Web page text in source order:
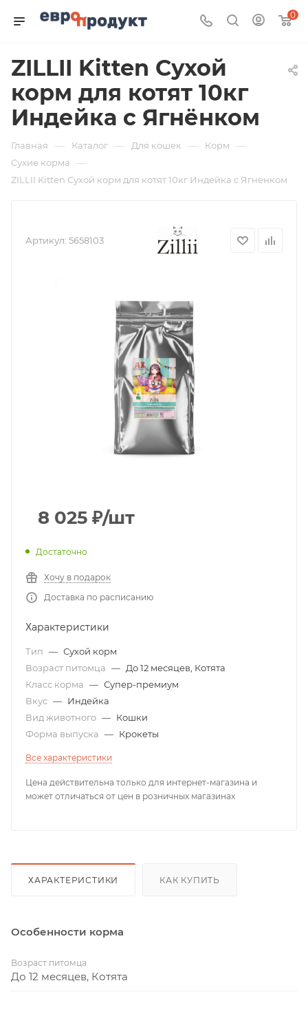
0
ZILLII Kitten Сухой
корм для котят 10кг
Индейка с Ягнёнком
Главная — Каталог — Для кошек — Корм —
Сухие корма —
ZILLII Kitten Сухой корм для котят 10кг Индейка с Ягнёнком
Артикул: 5658103
8 025 ₽/шт
Достаточно
Хочу в подарок
Доставка по расписанию
Характеристики
Тип — Сухой корм
Возраст питомца — До 12 месяцев, Котята
Класс корма — Супер-премиум
Вкус — Индейка
Вид животного — Кошки
Форма выпуска — Крокеты
Все характеристики
Цена действительна только для интернет-магазина и
может отличаться от цен в розничных магазинах
ХАРАКТЕРИСТИКИ КАК КУПИТЬ
Особенности корма
Возраст питомца
До 12 месяцев, Котята